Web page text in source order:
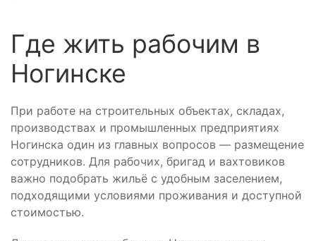
Где жить рабочим в
Ногинске
При работе на строительных объектах, складах,
производствах и промышленных предприятиях
Ногинска один из главных вопросов — размещение
сотрудников. Для рабочих, бригад и вахтовиков
важно подобрать жильё с удобным заселением,
подходящими условиями проживания и доступной
стоимостью.